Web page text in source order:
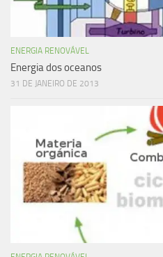
ENERGIA RENOVÁVEL
Energia dos oceanos
31 DE JANEIRO DE 2013